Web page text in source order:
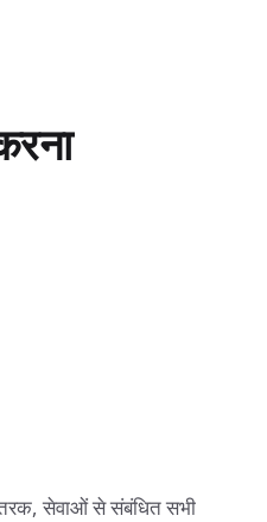
सेवाओं से संबंधित सभी